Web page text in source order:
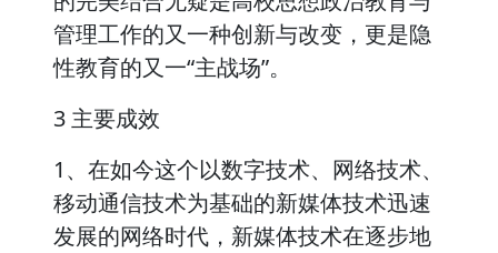
管理工作的又一种创新与改变，更是隐
性教育的又一“主战场”。
3 主要成效
1、在如今这个以数字技术、网络技术、
移动通信技术为基础的新媒体技术迅速
发展的网络时代，新媒体技术在逐步地